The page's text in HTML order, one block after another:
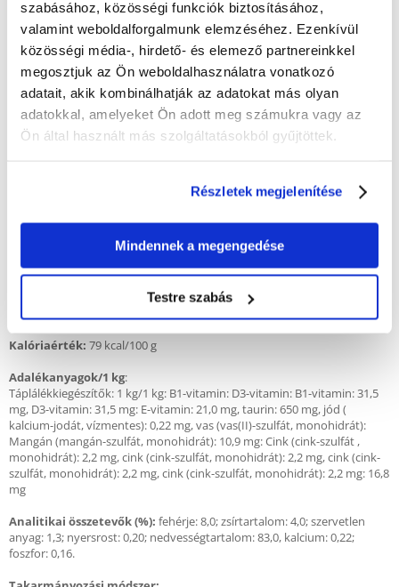
szabásához, közösségi funkciók biztosításához,
valamint weboldalforgalmunk elemzéséhez. Ezenkívül
közösségi média-, hirdető- és elemező partnereinkkel
megosztjuk az Ön weboldalhasználatra vonatkozó
adatait, akik kombinálhatják az adatokat más olyan
adatokkal, amelyeket Ön adott meg számukra vagy az
Ön által használt más szolgáltatásokból gyűjtöttek.
Részletek megjelenítése
Mindennek a megengedése
Testre szabás
egészségének támogatása érdekében. A WHISKAS eledel csirkemellel
mártásban a WALTHAM Állattudományi Intézet állatorvosaival és
táplálkozástudományi szakembereivel együttműködve került
kifejlesztésre. Ez az eledel nem tartalmaz mesterséges színezéket vagy
tartósítószert.
A WHISKAS etetésének előnyei macskája számára:
Egészséges bőr és szőrzet.
A megfelelő mennyiségű ásványi anyagoknak köszönhetően.
Teljes értékű és kiegyensúlyozott étkezést biztosít macskájának.
Összetétel:hús és állati termékek (36%, ebből 4% csirkedarabok*),
gabonafélék, növényi fehérje kivonatok, ásványi anyagok, cukrok.
*A darabolt húsok jellemzően a termék 47%-át teszik ki.
Kalóriaérték: 79 kcal/100 g
Adalékanyagok/1 kg:
Táplálékkiegészítők: 1 kg/1 kg: B1-vitamin: D3-vitamin: B1-vitamin: 31,5
mg, D3-vitamin: 31,5 mg: E-vitamin: 21,0 mg, taurin: 650 mg, jód (
kalcium-jodát, vízmentes): 0,22 mg, vas (vas(II)-szulfát, monohidrát):
Mangán (mangán-szulfát, monohidrát): 10,9 mg: Cink (cink-szulfát ,
monohidrát): 2,2 mg, cink (cink-szulfát, monohidrát): 2,2 mg, cink (cink-
szulfát, monohidrát): 2,2 mg, cink (cink-szulfát, monohidrát): 2,2 mg: 16,8
mg
Analitikai összetevők (%): fehérje: 8,0; zsírtartalom: 4,0; szervetlen
anyag: 1,3; nyersrost: 0,20; nedvességtartalom: 83,0, kalcium: 0,22;
foszfor: 0,16.